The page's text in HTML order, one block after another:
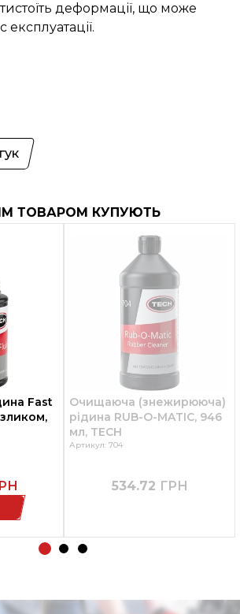
деформації, що може
ТОВАРОМ КУПУЮТЬ
Fast
Очищаюча (знежирююча)
рідина RUB-O-MATIC, 946
мл, TECH
Артикул: 704
534.72 ГРН